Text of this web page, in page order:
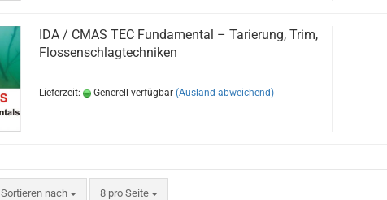
IDA / CMAS TEC Fundamental – Tarierung, Trim,
Flossenschlagtechniken
Lieferzeit: Generell verfügbar (Ausland abweichend)
Sortieren nach
Sortieren nach 8 pro Seite
pro Seite